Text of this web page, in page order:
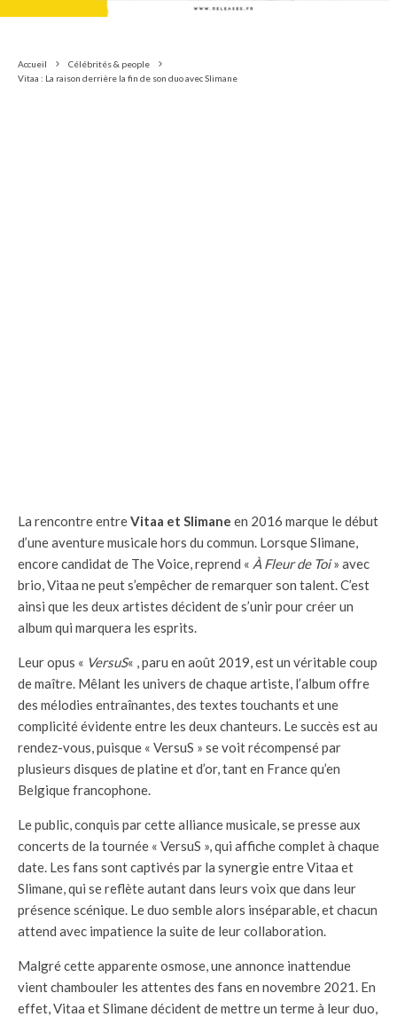
Accueil
Célébrités & people
Vitaa : La raison derrière la fin de son duo avec Slimane
La rencontre entreVitaa et Slimane en 2016 marque le début
d’une aventure musicale hors du commun. Lorsque Slimane,
encore candidat de The Voice, reprend « À Fleur de Toi» avec
brio, Vitaa ne peut s’empêcher de remarquer son talent. C’est
ainsi que les deux artistes décident de s’unir pour créer un
album qui marquera les esprits.
Leur opus « VersuS« , paru en août 2019, est un véritable coup
de maître. Mêlant les univers de chaque artiste, l’album offre
des mélodies entraînantes, des textes touchants et une
complicité évidente entre les deux chanteurs. Le succès est au
rendez-vous, puisque « VersuS » se voit récompensé par
plusieurs disques de platine et d’or, tant en France qu’en
Belgique francophone.
Le public, conquis par cette alliance musicale, se presse aux
concerts de la tournée « VersuS », qui affiche complet à chaque
date. Les fans sont captivés par la synergie entre Vitaa et
Slimane, qui se reflète autant dans leurs voix que dans leur
présence scénique. Le duo semble alors inséparable, et chacun
attend avec impatience la suite de leur collaboration.
Malgré cette apparente osmose, une annonce inattendue
vient chambouler les attentes des fans en novembre 2021. En
effet, Vitaa et Slimane décident de mettre un terme à leur duo,